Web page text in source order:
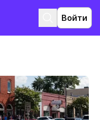
Войти